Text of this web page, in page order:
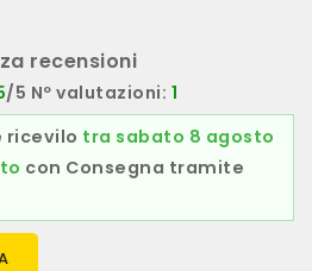
recensioni
/5 Nº valutazioni: 1
ricevilo tra sabato 8 agosto
con Consegna tramite